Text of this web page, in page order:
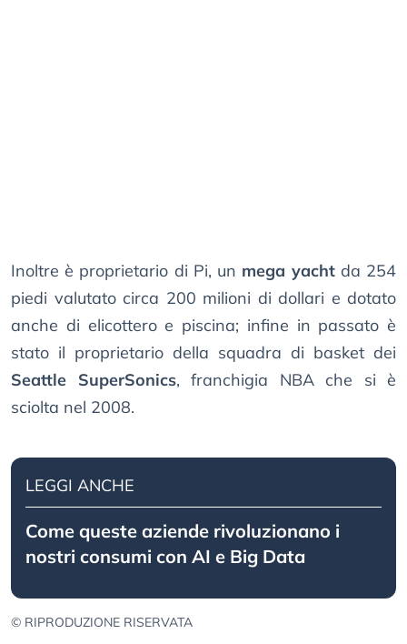
Inoltre è proprietario di Pi, un mega yachtda 254
piedi valutato circa 200 milioni di dollari e dotato
anche di elicottero e piscina; infine in passato è
stato il proprietario della squadra di basket dei
Seattle SuperSonics, franchigia NBA che si è
sciolta nel 2008.
LEGGI ANCHE
Come queste aziende rivoluzionano i
nostri consumi con AI e Big Data
© RIPRODUZIONE RISERVATA